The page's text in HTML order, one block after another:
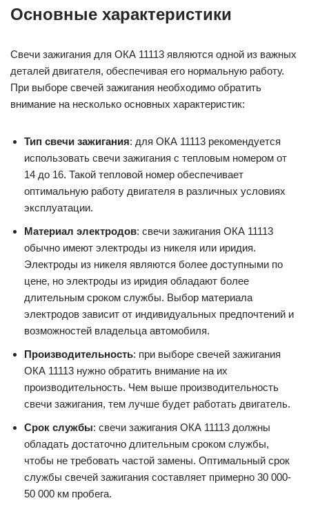
Основные характеристики
Свечи зажигания для ОКА 11113 являются одной из важных
деталей двигателя, обеспечивая его нормальную работу.
При выборе свечей зажигания необходимо обратить
внимание на несколько основных характеристик:
Тип свечи зажигания: для ОКА 11113 рекомендуется
использовать свечи зажигания с тепловым номером от
14 до 16. Такой тепловой номер обеспечивает
оптимальную работу двигателя в различных условиях
эксплуатации.
Материал электродов: свечи зажигания ОКА 11113
обычно имеют электроды из никеля или иридия.
Электроды из никеля являются более доступными по
цене, но электроды из иридия обладают более
длительным сроком службы. Выбор материала
электродов зависит от индивидуальных предпочтений и
возможностей владельца автомобиля.
Производительность: при выборе свечей зажигания
ОКА 11113 нужно обратить внимание на их
производительность. Чем выше производительность
свечи зажигания, тем лучше будет работать двигатель.
Срок службы: свечи зажигания ОКА 11113 должны
обладать достаточно длительным сроком службы,
чтобы не требовать частой замены. Оптимальный срок
службы свечей зажигания составляет примерно 30 000-
50 000 км пробега.